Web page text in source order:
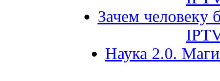
Зачем человеку
Наука 2.0.